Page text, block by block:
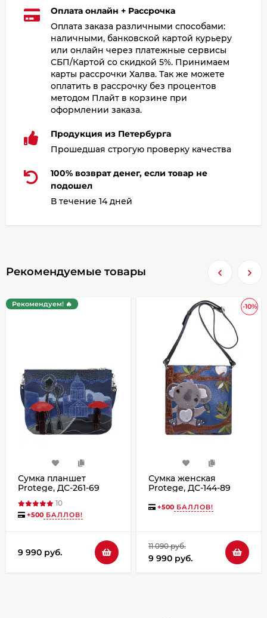
Оплата онлайн + Рассрочка
Оплата заказа различными способами:
наличными, банковской картой курьеру
или онлайн через платежные сервисы
СБП/Картой со скидкой 5%. Принимаем
карты рассрочки Халва. Так же можете
оплатить в рассрочку без процентов
методом Плайт в корзине при
оформлении заказа.
Продукция из Петербурга
Прошедшая строгую проверку качества
100% возврат денег, если товар не
подошел
В течение 14 дней
Рекомендуемые товары
Рекомендуем! 🔥
Сумка планшет
Protege, ДС-261-69
10
+500 БАЛЛОВ!
9 990 руб.
-10%
Сумка женская
Protege, ДС-144-89
+500 БАЛЛОВ!
11 090 руб.
9 990 руб.